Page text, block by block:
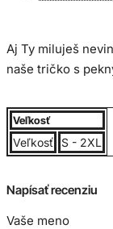
Aj Ty miluješ
naše tričko s
Dámske tričko
100% bavlna,
Veľkostná
Veľkosť
Veľkosť S - 2XL
Napísať recenziu
Vaše meno